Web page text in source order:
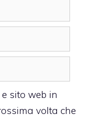
sito web in
volta che